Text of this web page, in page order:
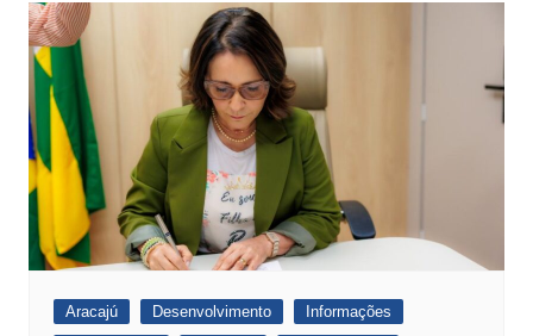
Aracajú Desenvolvimento
Informações